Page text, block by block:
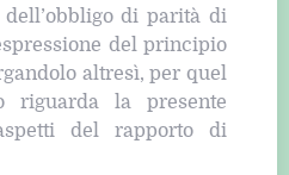
dell’obbligo di parità di
del principio
altresì, per quel
la presente
del rapporto di